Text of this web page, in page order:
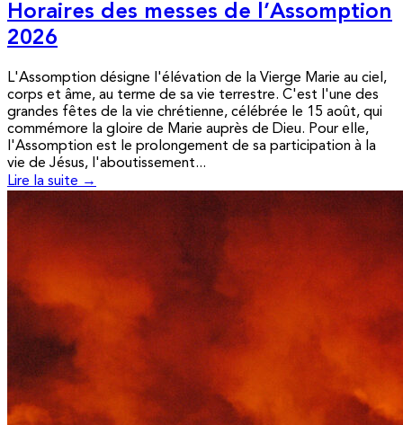
Horaires des messes de l’Assomption
2026
L'Assomption désigne l'élévation de la Vierge Marie au ciel,
corps et âme, au terme de sa vie terrestre. C'est l'une des
grandes fêtes de la vie chrétienne, célébrée le 15 août, qui
commémore la gloire de Marie auprès de Dieu. Pour elle,
l'Assomption est le prolongement de sa participation à la
vie de Jésus, l'aboutissement...
Lire la suite →